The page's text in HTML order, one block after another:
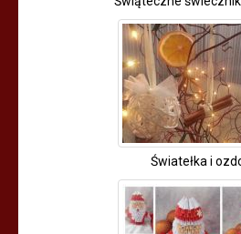
Światełka i